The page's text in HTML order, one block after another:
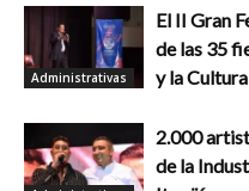
Administrativas
El II Gran
de las 35
y la
2.000
de la